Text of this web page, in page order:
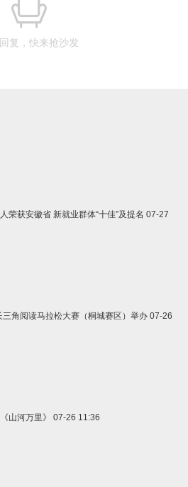
复，快来抢沙发
荣获安徽省 新就业群体“十佳”及提名 07-27
三角阅读马拉松大赛（桐城赛区）举办 07-26
《山河万里》 07-26 11:36